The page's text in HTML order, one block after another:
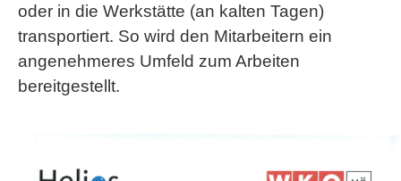
oder in die Werkstätte (an kalten Tagen)
transportiert. So wird den Mitarbeitern ein
angenehmeres Umfeld zum Arbeiten
bereitgestellt.